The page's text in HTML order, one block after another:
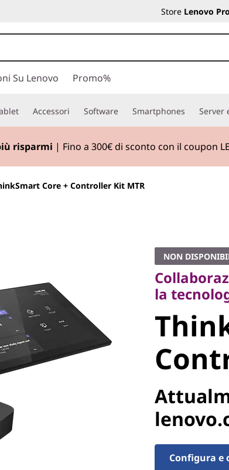
Store Lenovo Pro
Su Lenovo Promo%
Accessori Software Smartphones Server
risparmi | Fino a 300€ di sconto con il coupon
Core + Controller Kit MTR
la
NON
la
Configura e